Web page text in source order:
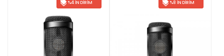
%4 İNDIRIM %8 İNDIRIM